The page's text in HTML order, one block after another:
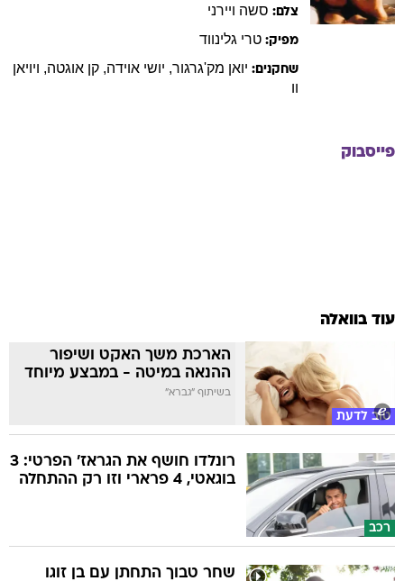
צלם: סשה ויירני
מפיק: טרי גלינווד
שחקנים: יואן מק'גרגור, יושי אוידה, קן אוגטה, ויויאן
וו
פייסבוק
עוד בוואלה
טוב לדעת
הארכת משך האקט ושיפור
ההנאה במיטה - במבצע מיוחד
בשיתוף "גברא"
רכב
רונלדו חושף את הגראז' הפרטי: 3
בוגאטי, 4 פרארי וזו רק ההתחלה
שחר טבוך התחתן עם בן זוגו